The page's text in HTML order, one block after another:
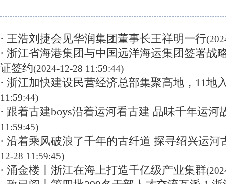
· 王浩刘捷会见华润集团董事长王祥明一行
· 浙江省海港集团与中国远洋海运集团签署战
证签约(2024-12-28 11:59:44)
· 浙江加快建设民营经济总部集聚高地，11地
11:59:44)
· 跟着古建boys沿着运河看古建 品味千年运河
11:59:45)
· 沿着乘风破浪了千年的古纤道 探寻绍兴运河
12-28 11:59:45)
· 涌金楼丨浙江在海上打造千亿级产业集群